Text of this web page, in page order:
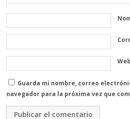
Web
Guarda mi nombre, correo
navegador para la próxima vez que